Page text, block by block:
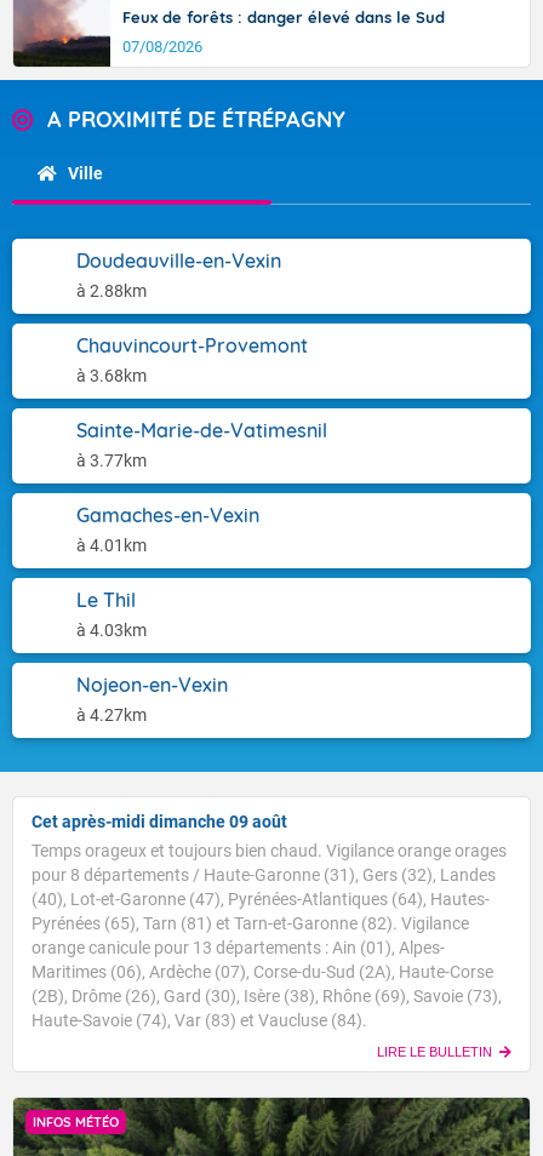
Feux de forêts : danger élevé dans le Sud
07/08/2026
A PROXIMITÉ DE ÉTRÉPAGNY
Ville
Doudeauville-en-Vexin
à 2.88km
Chauvincourt-Provemont
à 3.68km
Sainte-Marie-de-Vatimesnil
à 3.77km
Gamaches-en-Vexin
à 4.01km
Le Thil
à 4.03km
Nojeon-en-Vexin
à 4.27km
Cet après-midi dimanche 09 août
Temps orageux et toujours bien chaud. Vigilance orange orages
pour 8 départements / Haute-Garonne (31), Gers (32), Landes
(40), Lot-et-Garonne (47), Pyrénées-Atlantiques (64), Hautes-
Pyrénées (65), Tarn (81) et Tarn-et-Garonne (82). Vigilance
orange canicule pour 13 départements : Ain (01), Alpes-
Maritimes (06), Ardèche (07), Corse-du-Sud (2A), Haute-Corse
(2B), Drôme (26), Gard (30), Isère (38), Rhône (69), Savoie (73),
Haute-Savoie (74), Var (83) et Vaucluse (84).
LIRE LE BULLETIN
INFOS MÉTÉO